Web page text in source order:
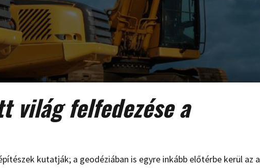
világ felfedezése a
kutatják; a geodéziában is egyre inkább előtérbe kerül az a